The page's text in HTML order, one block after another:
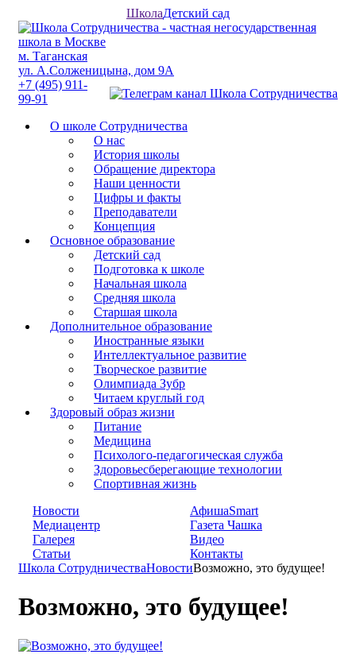
ШколаДетский сад
м. Таганская
ул. А.Солженицына, дом 9А
+7 (495) 911-
99-91
О школе Сотрудничества
О нас
История школы
Обращение директора
Наши ценности
Цифры и факты
Преподаватели
Концепция
Основное образование
Детский сад
Подготовка к школе
Начальная школа
Средняя школа
Старшая школа
Дополнительное образование
Иностранные языки
Интеллектуальное развитие
Творческое развитие
Олимпиада Зубр
Читаем круглый год
Здоровый образ жизни
Питание
Медицина
Психолого-педагогическая служба
Здоровьесберегающие технологии
Спортивная жизнь
Новости
АфишаSmart
Медиацентр
Газета Чашка
Галерея
Видео
Статьи
Контакты
Школа СотрудничестваНовостиВозможно, это будущее!
Возможно, это будущее!